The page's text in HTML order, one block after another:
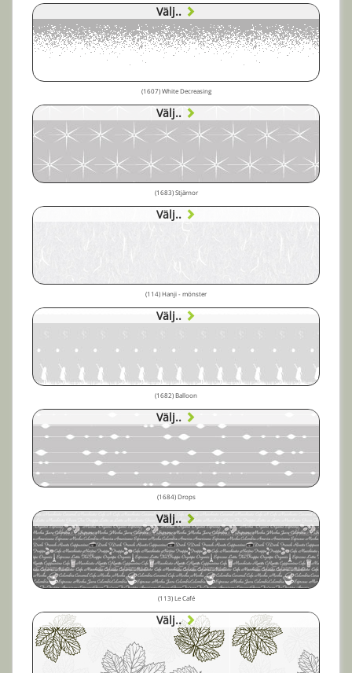
Välj..
(1607) White Decreasing
Välj..
(1683) Stjärnor
Välj..
(114) Hanji - mönster
Välj..
(1682) Balloon
Välj..
(1684) Drops
Välj..
(113) Le Café
Välj..